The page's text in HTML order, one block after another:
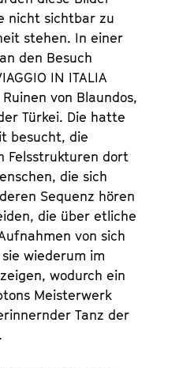
nicht sichtbar zu
stehen. In einer
den Besuch
IN ITALIA
von Blaundos,
Türkei. Die hatte
besucht, die
Felsstrukturen dort
die sich
Sequenz hören
die über etliche
von sich
wiederum im
wodurch ein
Meisterwerk
Tanz der